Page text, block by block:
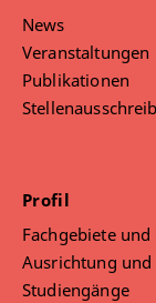
News
Veranstaltungen
Publikationen
Profil
Fachgebiete
Ausrichtung
Studiengänge